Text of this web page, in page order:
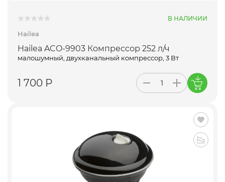
В НАЛИЧИИ
Hailea
Hailea ACO-9903 Компрессор 252 л/ч
малошумный, двухканальный компрессор, 3 Вт
1 700 Р